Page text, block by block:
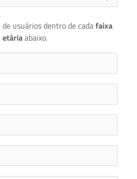
usuários dentro de cada faixa
etária abaixo.